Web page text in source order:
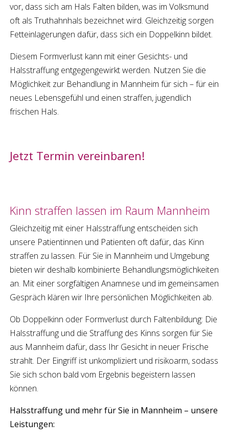
vor, dass sich am Hals Falten bilden, was im Volksmund
oft als Truthahnhals bezeichnet wird. Gleichzeitig sorgen
Fetteinlagerungen dafür, dass sich ein Doppelkinn bildet.
Diesem Formverlust kann mit einer Gesichts- und
Halsstraffung entgegengewirkt werden. Nutzen Sie die
Möglichkeit zur Behandlung in Mannheim für sich – für ein
neues Lebensgefühl und einen straffen, jugendlich
frischen Hals.
Jetzt Termin vereinbaren!
Kinn straffen lassen im Raum Mannheim
Gleichzeitig mit einer Halsstraffung entscheiden sich
unsere Patientinnen und Patienten oft dafür, das Kinn
straffen zu lassen. Für Sie in Mannheim und Umgebung
bieten wir deshalb kombinierte Behandlungsmöglichkeiten
an. Mit einer sorgfältigen Anamnese und im gemeinsamen
Gespräch klären wir Ihre persönlichen Möglichkeiten ab.
Ob Doppelkinn oder Formverlust durch Faltenbildung: Die
Halsstraffung und die Straffung des Kinns sorgen für Sie
aus Mannheim dafür, dass Ihr Gesicht in neuer Frische
strahlt. Der Eingriff ist unkompliziert und risikoarm, sodass
Sie sich schon bald vom Ergebnis begeistern lassen
können.
Halsstraffung und mehr für Sie in Mannheim – unsere
Leistungen: